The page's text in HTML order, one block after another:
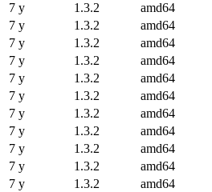
7 y
1.3.2 amd64
7 y
1.3.2 amd64
7 y
1.3.2 amd64
7 y
1.3.2 amd64
7 y
1.3.2 amd64
7 y
1.3.2 amd64
7 y
1.3.2 amd64
7 y
1.3.2 amd64
7 y
1.3.2 amd64
7 y
1.3.2 amd64
7 y
1.3.2 amd64